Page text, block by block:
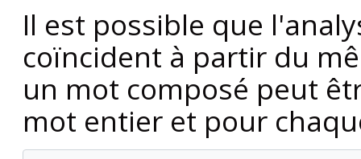
Il est possible que
coïncident à partir du
un mot composé peut
mot entier et pour